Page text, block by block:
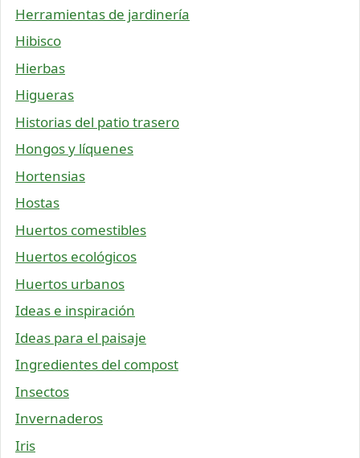
Herramientas de jardinería
Hibisco
Hierbas
Higueras
Historias del patio trasero
Hongos y líquenes
Hortensias
Hostas
Huertos comestibles
Huertos ecológicos
Huertos urbanos
Ideas e inspiración
Ideas para el paisaje
Ingredientes del compost
Insectos
Invernaderos
Iris